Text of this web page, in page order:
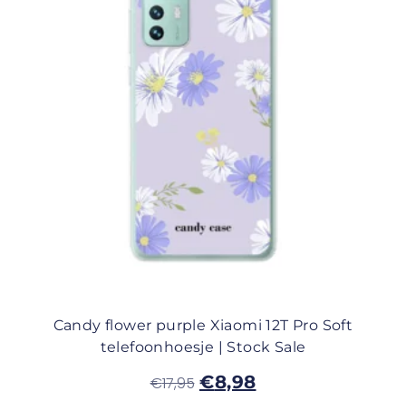
Candy flower purple Xiaomi 12T Pro Soft
telefoonhoesje | Stock Sale
€17,95 €8,98